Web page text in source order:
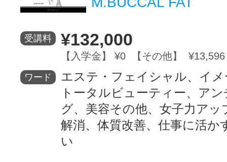
受講料 ¥132,000
【入学金】 ¥0 【その他】 ¥13,596
ワード
エステ・フェイシャル、イ
トータルビューティー、ア
グ、美容その他、女子力アッ
解消、体質改善、仕事に活か
い